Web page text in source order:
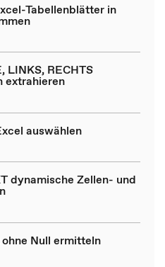
Tabellenblätter in
LINKS, RECHTS
extrahieren
auswählen
dynamische Zellen- und
Null ermitteln